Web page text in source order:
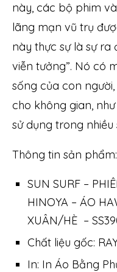
này, các bộ phim
lãng mạn vũ trụ
này thực sự là sự ra
viễn tưởng”. Nó có
sống của con
cho không gian,
sử dụng trong
Thông tin sản phẩm:
SUN SURF –
HINOYA – ÁO
XUÂN/HÈ –
Chất liệu gốc:
In: In Áo Bằng